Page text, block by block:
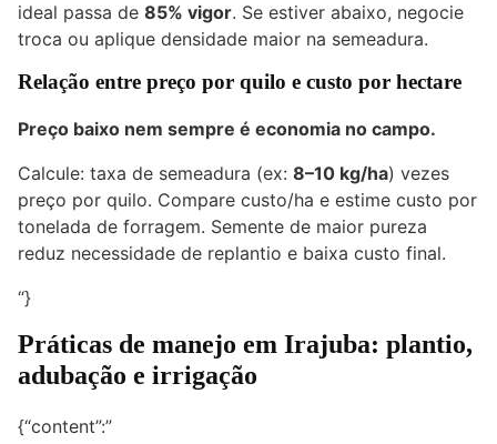
ideal passa de 85% vigor. Se estiver abaixo, negocie
troca ou aplique densidade maior na semeadura.
Relação entre preço por quilo e custo por hectare
Preço baixo nem sempre é economia no campo.
Calcule: taxa de semeadura (ex: 8–10 kg/ha) vezes
preço por quilo. Compare custo/ha e estime custo por
tonelada de forragem. Semente de maior pureza
reduz necessidade de replantio e baixa custo final.
“}
Práticas de manejo em Irajuba: plantio,
adubação e irrigação
{“content”:”